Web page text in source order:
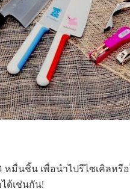
หมื่นชิ้น เพื่อนำไปรีไซเคิล
ด้เช่นกัน!